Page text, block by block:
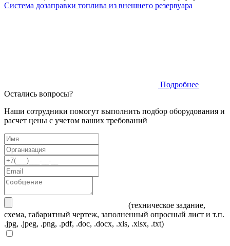
Система дозаправки топлива из внешнего резервуара
Подробнее
Остались вопросы?
Наши сотрудники помогут выполнить подбор оборудования и
расчет цены с учетом ваших требований
(техническое задание,
схема, габаритный чертеж, заполненный опросный лист и т.п.
.jpg, .jpeg, .png, .pdf, .doc, .docx, .xls, .xlsx, .txt)